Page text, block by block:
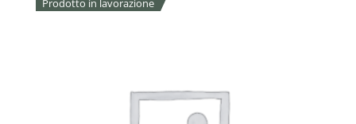
Prodotto in lavorazione